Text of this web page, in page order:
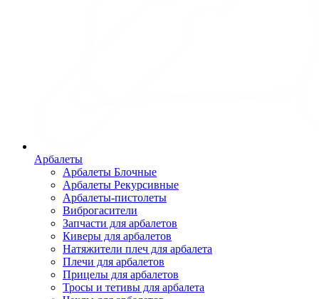
Арбалеты
Арбалеты Блочные
Арбалеты Рекурсивные
Арбалеты-пистолеты
Виброгасители
Запчасти для арбалетов
Киверы для арбалетов
Натяжители плеч для арбалета
Плечи для арбалетов
Прицелы для арбалетов
Тросы и тетивы для арбалета